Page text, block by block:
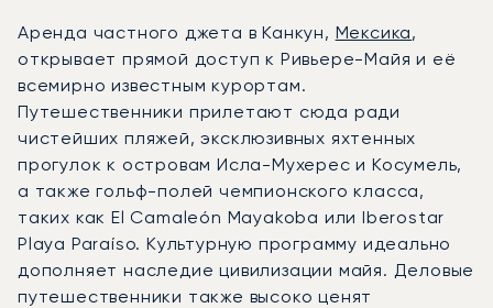
Аренда частного джета в Канкун, Мексика,
открывает прямой доступ к Ривьере-Майя и её
всемирно известным курортам.
Путешественники прилетают сюда ради
чистейших пляжей, эксклюзивных яхтенных
прогулок к островам Исла-Мухерес и Косумель,
а также гольф-полей чемпионского класса,
таких как El Camaleón Mayakoba или Iberostar
Playa Paraíso. Культурную программу идеально
дополняет наследие цивилизации майя. Деловые
путешественники также высоко ценят